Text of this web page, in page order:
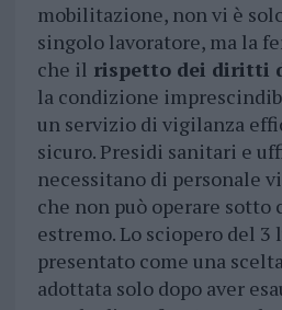
mobilitazione, non vi è
singolo lavoratore, ma la
che il rispetto dei diritti
la condizione
un servizio di vigilanza
sicuro. Presidi sanitari e
necessitano di personale
che non può operare
estremo. Lo sciopero del
presentato come una
adottata solo dopo aver